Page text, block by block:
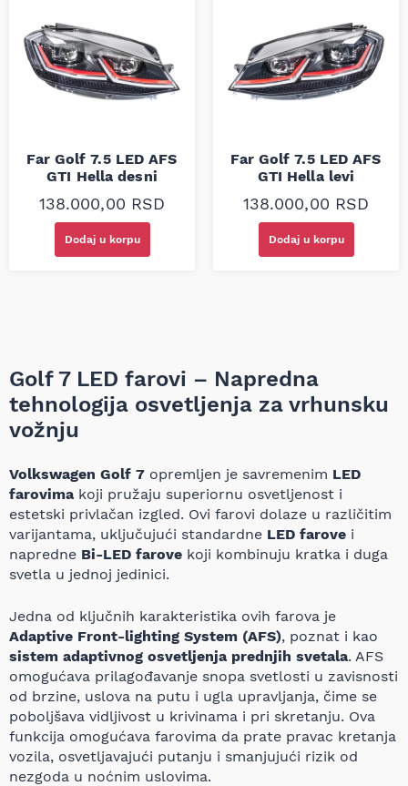
Far Golf 7.5 LED AFS
GTI Hella desni
138.000,00 RSD
Dodaj u korpu
Far Golf 7.5 LED AFS
GTI Hella levi
138.000,00 RSD
Dodaj u korpu
Golf 7 LED farovi – Napredna
tehnologija osvetljenja za vrhunsku
vožnju
Volkswagen Golf 7 opremljen je savremenim LED
farovimakoji pružaju superiornu osvetljenost i
estetski privlačan izgled. Ovi farovi dolaze u različitim
varijantama, uključujući standardne LED farove i
napredne Bi-LED farove koji kombinuju kratka i duga
svetla u jednoj jedinici.
Jedna od ključnih karakteristika ovih farova je
Adaptive Front-lighting System (AFS), poznat i kao
sistem adaptivnog osvetljenja prednjih svetala. AFS
omogućava prilagođavanje snopa svetlosti u zavisnosti
od brzine, uslova na putu i ugla upravljanja, čime se
poboljšava vidljivost u krivinama i pri skretanju. Ova
funkcija omogućava farovima da prate pravac kretanja
vozila, osvetljavajući putanju i smanjujući rizik od
nezgoda u noćnim uslovima.